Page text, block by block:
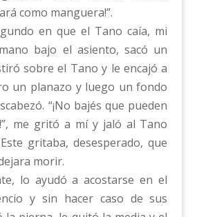
como manguera!”.
en que el Tano caía, mi
bajo el asiento, sacó un
sobre el Tano y le encajó a
un planazo y luego un fondo
“¡No bajés que pueden
me gritó a mí y jaló al Tano
gritaba, desesperado, que
morir.
lo ayudó a acostarse en el
y sin hacer caso de sus